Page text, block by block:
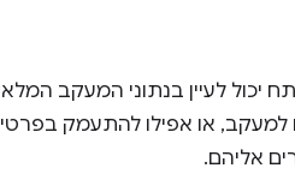
יכול לעיין בנתוני המעקב
או אפילו להתעמק
אליהם.